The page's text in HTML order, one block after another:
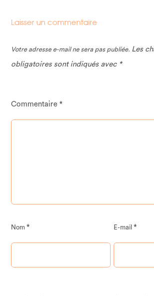
Laisser un commentaire
Votre adresse e-mail ne sera pas publiée. Les
obligatoires sont indiqués avec *
Commentaire*
Nom* E-mail*